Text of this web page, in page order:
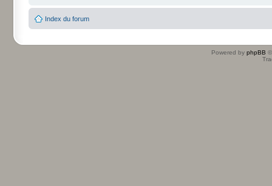
Index du forum
Powered by phpBB